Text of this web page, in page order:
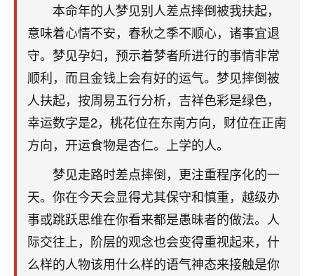
本命年的人梦见别人差点摔倒被我扶起，
意味着心情不安，春秋之季不顺心，诸事宜退
守。梦见孕妇，预示着梦者所进行的事情非常
顺利，而且金钱上会有好的运气。梦见摔倒被
人扶起，按周易五行分析，吉祥色彩是绿色，
幸运数字是2，桃花位在东南方向，财位在正南
方向，开运食物是杏仁。上学的人。
梦见走路时差点摔倒，更注重程序化的一
天。你在今天会显得尤其保守和慎重，越级办
事或跳跃思维在你看来都是愚昧者的做法。人
际交往上，阶层的观念也会变得重视起来，什
么样的人物该用什么样的语气神态来接触是你
鹿森 ：可怜天下父母心啊！
3小时前 来自河北 16
付深
我是公司人事调整，有升迁机会，但同时竞争的我们
三个，找老师的时候是抱着侥幸心理，没想到老师看
着我晋升有望，我半信半疑的按照老师建议，做了化
太岁还有一个发钱粮，本来年前的人事调整，拖到年
后，我以为都没戏了，结果开年一上班，开会提拔升
职第一个就是我，职务无所谓，主要是底薪加了
3000，非常开心，无论如何，感恩感谢！🙏🏻
鹿森 ：恭喜升职加薪！！，请客吗？�
12小时前 来自北京 32